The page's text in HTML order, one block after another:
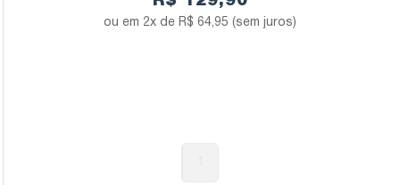
2x de R$ 64,95 (sem juros)